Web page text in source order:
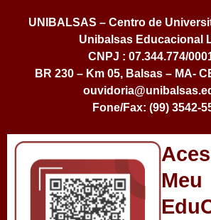
UNIBALSAS – Centro de
Unibalsas Educacional
CNPJ : 07.344.774/
BR 230 – Km 05, Balsas – MA-
Fone/Fax: (99) 3542-
Meu